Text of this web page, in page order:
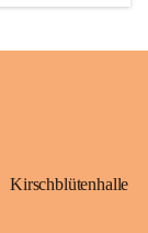
Kirschblütenhalle